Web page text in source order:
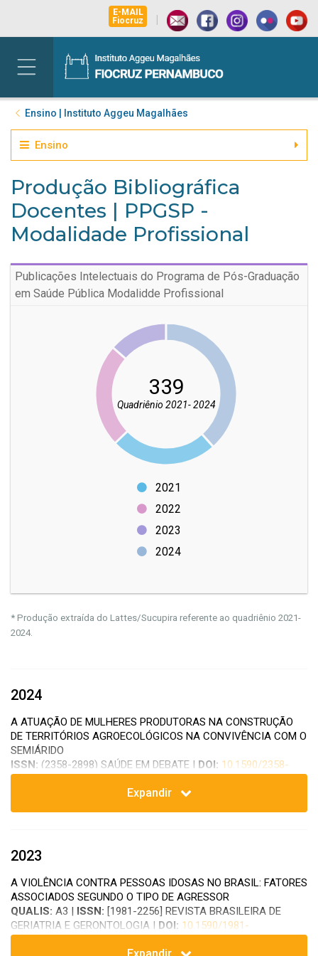
E-MAIL
Fiocruz
|
Ensino | Instituto Aggeu Magalhães
Ensino
Produção Bibliográfica
Docentes | PPGSP -
Modalidade Profissional
Publicações Intelectuais do Programa de Pós-Graduação
em Saúde Pública Modalidde Profissional
339
Quadriênio 2021- 2024
2021
2022
2023
2024
* Produção extraída do Lattes/Sucupira referente ao quadriênio 2021-
2024.
2024
A ATUAÇÃO DE MULHERES PRODUTORAS NA CONSTRUÇÃO
DE TERRITÓRIOS AGROECOLÓGICOS NA CONVIVÊNCIA COM O
SEMIÁRIDO
ISSN: (2358-2898) SAÚDE EM DEBATE | DOI: 10.1590/2358-
289820241439211P
RECIFE-PE
ISSN:(1980-1726) HYGEIA: REVISTA BRASILEIRA DE
GEOGRAFIA MÉDICA E DA SAÚDE (UBERLÂNDIA) |DOI:
10.14393/Hygeia2068999
A DETERMINAÇÃO SOCIAL DA SAÚDE EM ASSENTAMENTOS
RURAIS: ASPECTOS SOBRE O TRABALHO E A SAÚDE DE
Expandir
2023
A VIOLÊNCIA CONTRA PESSOAS IDOSAS NO BRASIL: FATORES
ASSOCIADOS SEGUNDO O TIPO DE AGRESSOR
QUALIS: A3 | ISSN: [1981-2256] REVISTA BRASILEIRA DE
GERIATRIA E GERONTOLOGIA | DOI: 10.1590/1981-
22562022025.220186.pt